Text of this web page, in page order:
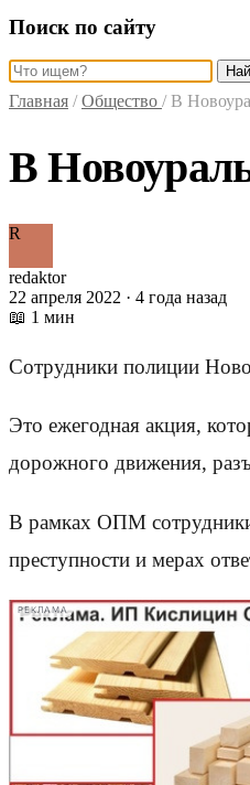
Поиск по сайту
Главная / Общество / В
В
R
redaktor
22 апреля 2022 · 4 года назад
📖 1 мин
Сотрудники полиции
Это ежегодная акция,
дорожного движения,
В рамках ОПМ
преступности и мерах
РЕКЛАМА